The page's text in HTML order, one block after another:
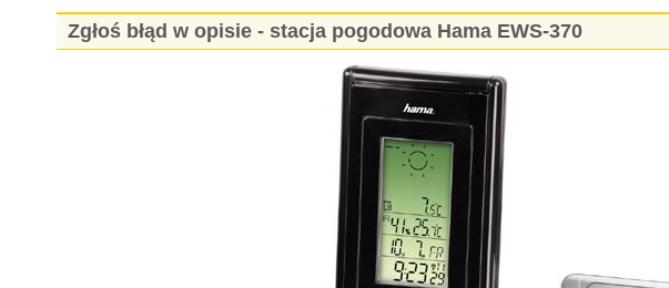
Zgłoś błąd w opisie - stacja pogodowa Hama EWS-370